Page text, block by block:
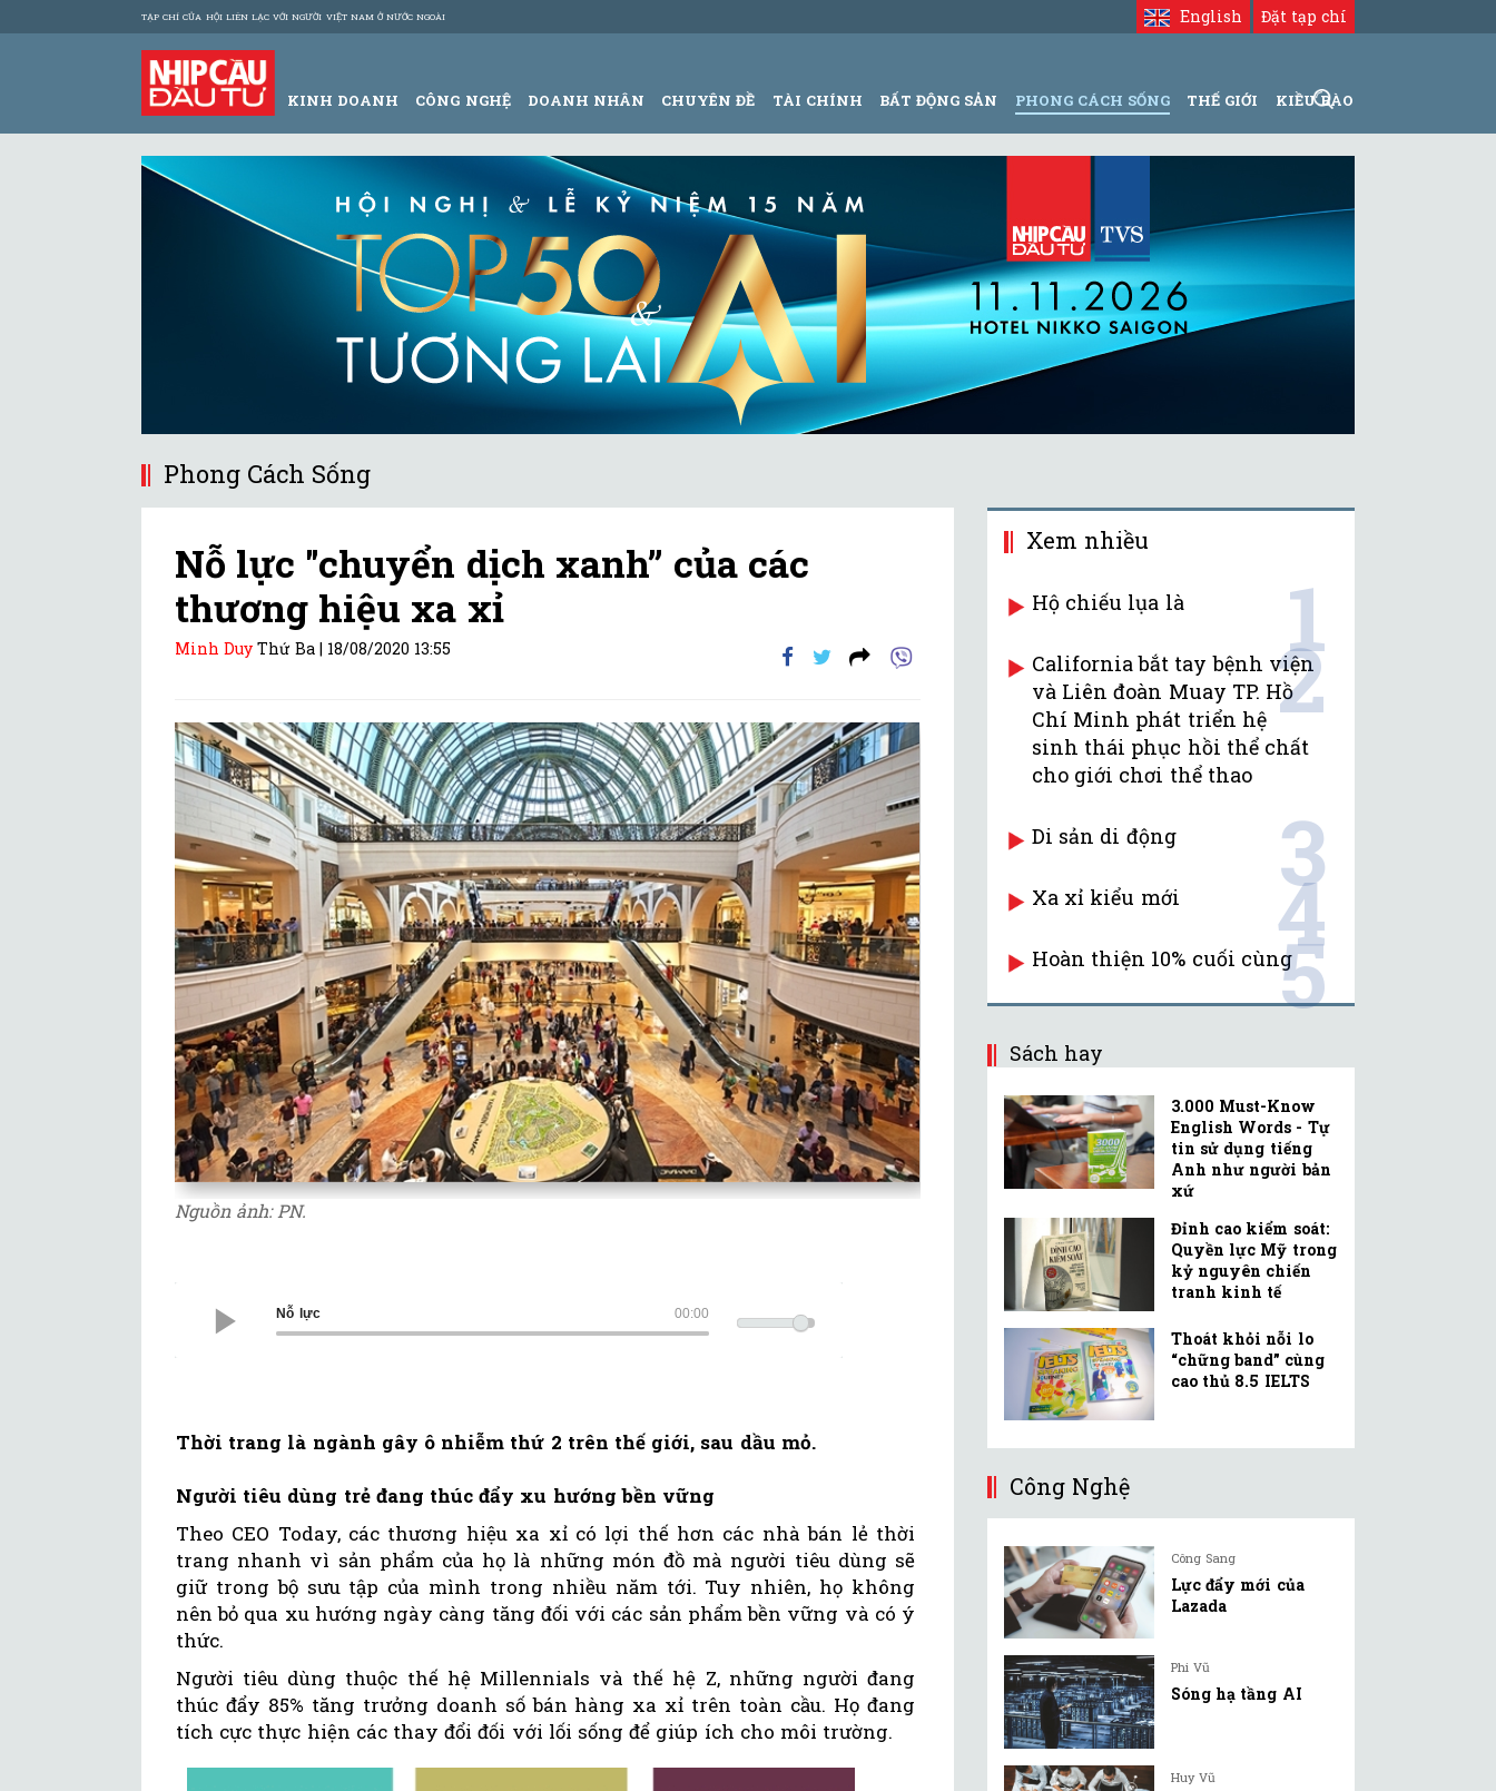
TẠP CHÍ CỦA HỘI LIÊN LẠC VỚI NGƯỜI VIỆT NAM Ở NƯỚC NGOÀI Đặt tạp chí
English
KINH DOANH CÔNG NGHỆ DOANH NHÂN CHUYÊN ĐỀ TÀI CHÍNH BẤT ĐỘNG SẢN PHONG CÁCH SỐNG THẾ GIỚI KIỀU BÀO
Phong Cách Sống
Nỗ lực "chuyển dịch xanh” của các
thương hiệu xa xỉ
Minh Duy Thứ Ba | 18/08/2020 13:55
Nguồn ảnh: PN.
00:00
Nỗ lực
Thời trang là ngành gây ô nhiễm thứ 2 trên thế giới, sau dầu mỏ.
Người tiêu dùng trẻ đang thúc đẩy xu hướng bền vững
Theo CEO Today, các thương hiệu xa xỉ có lợi thế hơn các nhà bán lẻ thời
trang nhanh vì sản phẩm của họ là những món đồ mà người tiêu dùng sẽ
giữ trong bộ sưu tập của mình trong nhiều năm tới. Tuy nhiên, họ không
nên bỏ qua xu hướng ngày càng tăng đối với các sản phẩm bền vững và có ý
thức.
Người tiêu dùng thuộc thế hệ Millennials và thế hệ Z, những người đang
thúc đẩy 85% tăng trưởng doanh số bán hàng xa xỉ trên toàn cầu. Họ đang
tích cực thực hiện các thay đổi đối với lối sống để giúp ích cho môi trường.
Xem nhiều
Hộ chiếu lụa là 1
California bắt tay bệnh viện
và Liên đoàn Muay TP. Hồ
Chí Minh phát triển hệ
sinh thái phục hồi thể chất
cho giới chơi thể thao
2
Di sản di động 3
Xa xỉ kiểu mới 4
Hoàn thiện 10% cuối cùng5
Sách hay
3.000 Must-Know
English Words - Tự
tin sử dụng tiếng
Anh như người bản
xứ
Đỉnh cao kiểm soát:
Quyền lực Mỹ trong
kỷ nguyên chiến
tranh kinh tế
Thoát khỏi nỗi lo
“chững band” cùng
cao thủ 8.5 IELTS
Công Nghệ
Công Sang
Lực đẩy mới của
Lazada
Phi Vũ
Sóng hạ tầng AI
Huy Vũ